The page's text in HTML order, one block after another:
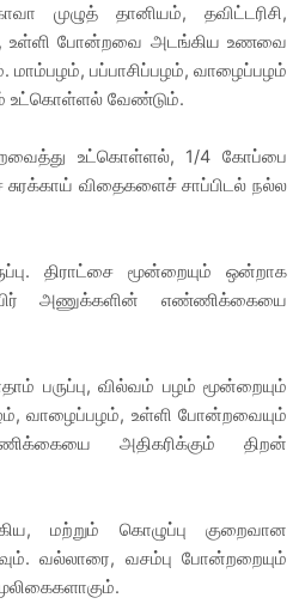
முழுத் தானியம், தவிட்டரிசி,
உள்ளி போன்றவை அடங்கிய உணவை
பப்பாசிப்பழம், வாழைப்பழம்
உட்கொள்ளல் வேண்டும்.
உட்கொள்ளல், 1/4 கோப்பை
சுரக்காய் விதைகளைச் சாப்பிடல் நல்ல
திராட்சை மூன்றையும் ஒன்றாக
அணுக்களின் எண்ணிக்கையை
பருப்பு, வில்வம் பழம் மூன்றையும்
வாழைப்பழம், உள்ளி போன்றவையும்
அதிகரிக்கும் திறன்
மற்றும் கொழுப்பு குறைவான
வல்லாரை, வசம்பு போன்றறையும்